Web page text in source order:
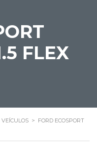
FLEX
VEÍCULOS > FORD ECOSPORT